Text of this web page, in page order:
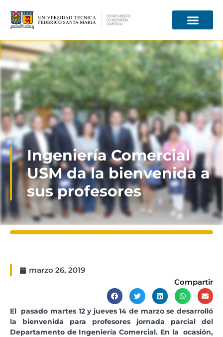
Información para
Ingeniería Comercial
USM da la bienvenida a
sus profesores
marzo 26, 2019
Compartir
El pasado martes 12 y jueves 14 de marzo se desarrolló
la bienvenida para profesores jornada parcial del
Departamento de Ingeniería Comercial. En la ocasión,